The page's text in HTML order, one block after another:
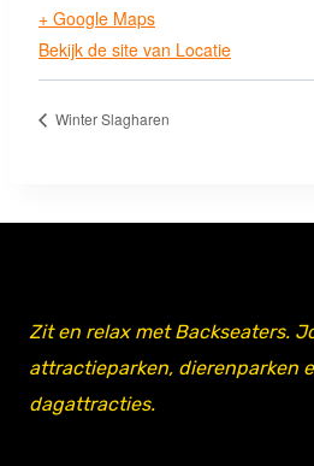
+ Google Maps
Bekijk de site van Locatie
Winter Slagharen
Zit en relax met Backseaters.
attractieparken, dierenparken
dagattracties.